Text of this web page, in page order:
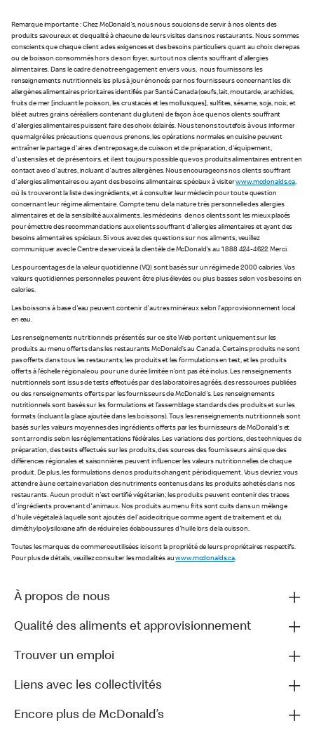
Remarque importante : Chez McDonald's, nous nous soucions de servir à nos clients des
produits savoureux et de qualité à chacune de leurs visites dans nos restaurants. Nous sommes
conscients que chaque client a des exigences et des besoins particuliers quant au choix de repas
ou de boisson consommés hors de son foyer, surtout nos clients souffrant d’allergies
alimentaires. Dans le cadre de notre engagement envers vous, nous fournissons les
renseignements nutritionnels les plus à jour énoncés par nos fournisseurs concernant les dix
allergènes alimentaires prioritaires identifiés par Santé Canada (œufs, lait, moutarde, arachides,
fruits de mer [incluant le poisson, les crustacés et les mollusques], sulfites, sésame, soja, noix, et
blé et autres grains céréaliers contenant du gluten) de façon à ce que nos clients souffrant
d'allergies alimentaires puissent faire des choix éclairés. Nous tenons toutefois à vous informer
que malgré les précautions que nous prenons, les opérations normales en cuisine peuvent
entraîner le partage d'aires d'entreposage, de cuisson et de préparation, d'équipement,
d'ustensiles et de présentoirs, et il est toujours possible que vos produits alimentaires entrent en
contact avec d'autres, incluant d'autres allergènes. Nous encourageons nos clients souffrant
d'allergies alimentaires ou ayant des besoins alimentaires spéciaux à visiterwww.mcdonalds.ca,
où ils trouveront la liste des ingrédients, et à consulter leur médecin pour toute question
concernant leur régime alimentaire. Compte tenu de la nature très personnelle des allergies
alimentaires et de la sensibilité aux aliments, les médecins de nos clients sont les mieux placés
pour émettre des recommandations aux clients souffrant d'allergies alimentaires et ayant des
besoins alimentaires spéciaux. Si vous avez des questions sur nos aliments, veuillez
communiquer avec le Centre de service à la clientèle de McDonald's au 1 888 424-4622. Merci.
Les pourcentages de la valeur quotidienne (VQ) sont basés sur un régime de 2 000 calories. Vos
valeurs quotidiennes personnelles peuvent être plus élevées ou plus basses selon vos besoins en
calories.
Les boissons à base d'eau peuvent contenir d'autres minéraux selon l’approvisionnement local
en eau.
Les renseignements nutritionnels présentés sur ce site Web portent uniquement sur les
produits au menu offerts dans les restaurants McDonald’s au Canada. Certains produits ne sont
pas offerts dans tous les restaurants; les produits et les formulations en test, et les produits
offerts à l'échelle régionale ou pour une durée limitée n'ont pas été inclus. Les renseignements
nutritionnels sont issus de tests effectués par des laboratoires agréés, des ressources publiées
ou des renseignements offerts par les fournisseurs de McDonald's. Les renseignements
nutritionnels sont basés sur les formulations et l’assemblage standards des produits et sur les
formats (incluant la glace ajoutée dans les boissons). Tous les renseignements nutritionnels sont
basés sur les valeurs moyennes des ingrédients offerts par les fournisseurs de McDonald's et
sont arrondis selon les réglementations fédérales. Les variations des portions, des techniques de
préparation, des tests effectués sur les produits, des sources des fournisseurs ainsi que des
différences régionales et saisonnières peuvent influencer les valeurs nutritionnelles de chaque
produit. De plus, les formulations de nos produits changent périodiquement. Vous devriez vous
attendre à une certaine variation des nutriments contenus dans les produits achetés dans nos
restaurants. Aucun produit n'est certifié végétarien; les produits peuvent contenir des traces
d'ingrédients provenant d'animaux. Nos produits au menu frits sont cuits dans un mélange
d'huile végétale à laquelle sont ajoutés de l'acide citrique comme agent de traitement et du
diméthylpolysiloxane afin de réduire les éclaboussures d'huile lors de la cuisson.
Toutes les marques de commerce utilisées ici sont la propriété de leurs propriétaires respectifs.
Pour plus de détails, veuillez consulter les modalités auwww.mcdonalds.ca.
À propos de nous
Qualité des aliments et approvisionnement
Trouver un emploi
Liens avec les collectivités
Encore plus de McDonald’s